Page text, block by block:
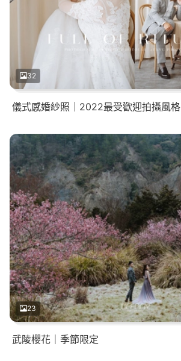
32
儀式感婚紗照｜2022最受歡迎拍攝風格
23
武陵櫻花｜季節限定